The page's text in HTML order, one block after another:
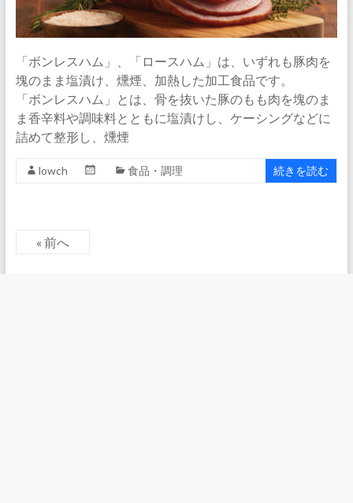
「ボンレスハム」、「ロースハム」は、いずれも豚肉を
塊のまま塩漬け、燻煙、加熱した加工食品です。
「ボンレスハム」とは、骨を抜いた豚のもも肉を塊のま
ま香辛料や調味料とともに塩漬けし、ケーシングなどに
詰めて整形し、燻煙
lowch 食品・調理 続きを読む
« 前へ